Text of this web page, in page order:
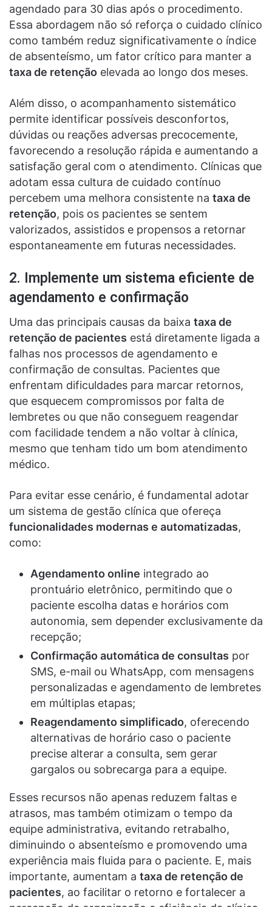
agendado para 30 dias após o procedimento.
Essa abordagem não só reforça o cuidado clínico
como também reduz significativamente o índice
de absenteísmo, um fator crítico para manter a
taxa de retenção elevada ao longo dos meses.
Além disso, o acompanhamento sistemático
permite identificar possíveis desconfortos,
dúvidas ou reações adversas precocemente,
favorecendo a resolução rápida e aumentando a
satisfação geral com o atendimento. Clínicas que
adotam essa cultura de cuidado contínuo
percebem uma melhora consistente na taxa de
retenção, pois os pacientes se sentem
valorizados, assistidos e propensos a retornar
espontaneamente em futuras necessidades.
2. Implemente um sistema eficiente de
agendamento e confirmação
Uma das principais causas da baixa taxa de
retenção de pacientes está diretamente ligada a
falhas nos processos de agendamento e
confirmação de consultas. Pacientes que
enfrentam dificuldades para marcar retornos,
que esquecem compromissos por falta de
lembretes ou que não conseguem reagendar
com facilidade tendem a não voltar à clínica,
mesmo que tenham tido um bom atendimento
médico.
Para evitar esse cenário, é fundamental adotar
um sistema de gestão clínica que ofereça
funcionalidades modernas e automatizadas,
como:
Agendamento online integrado ao
prontuário eletrônico, permitindo que o
paciente escolha datas e horários com
autonomia, sem depender exclusivamente da
recepção;
Confirmação automática de consultas por
SMS, e-mail ou WhatsApp, com mensagens
personalizadas e agendamento de lembretes
em múltiplas etapas;
Reagendamento simplificado, oferecendo
alternativas de horário caso o paciente
precise alterar a consulta, sem gerar
gargalos ou sobrecarga para a equipe.
Esses recursos não apenas reduzem faltas e
atrasos, mas também otimizam o tempo da
equipe administrativa, evitando retrabalho,
diminuindo o absenteísmo e promovendo uma
experiência mais fluida para o paciente. E, mais
importante, aumentam a taxa de retenção de
pacientes, ao facilitar o retorno e fortalecer a